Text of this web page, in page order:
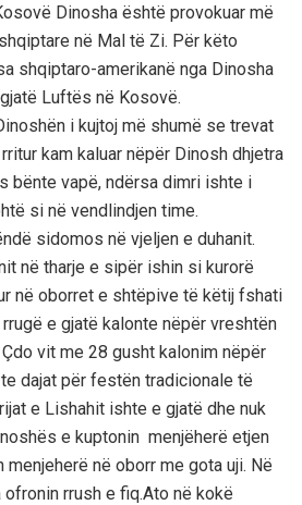
Dinosha ёshtё provokuar mё
nё Mal tё Zi. Pёr kёto
shqiptaro-amerikanё nga Dinosha
Luftёs nё Kosovё.
i kujtoj mё shumё se trevat
kam kaluar nёpёr Dinosh dhjetra
bёnte vapё, ndёrsa dimri ishte i
si nё vendlindjen time.
sidomos nё vjeljen e duhanit.
nё tharje e sipёr ishin si kurorё
nё oborret e shtёpive tё kёtij fshati
e gjatё kalonte nёpёr vreshtёn
vit me 28 gusht kalonim nёpёr
dajat pёr festёn tradicionale tё
e Lishahit ishte e gjatё dhe nuk
e kuptonin menjёherё etjen
menjeherё nё oborr me gota uji. Nё
rrush e fiq.Ato nё kokё